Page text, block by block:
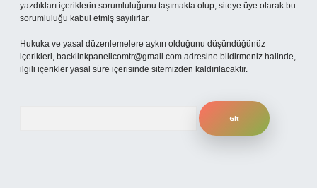
yazdıkları içeriklerin sorumluluğunu taşımakta olup, siteye üye olarak bu
sorumluluğu kabul etmiş sayılırlar.
Hukuka ve yasal düzenlemelere aykırı olduğunu düşündüğünüz
içerikleri, backlinkpanelicomtr@gmail.com adresine bildirmeniz halinde,
ilgili içerikler yasal süre içerisinde sitemizden kaldırılacaktır.